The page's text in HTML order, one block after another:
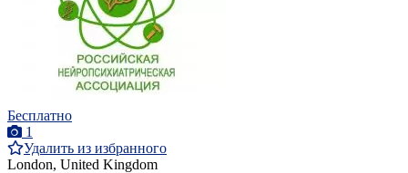
Бесплатно
1
Удалить из избранного
London, United Kingdom